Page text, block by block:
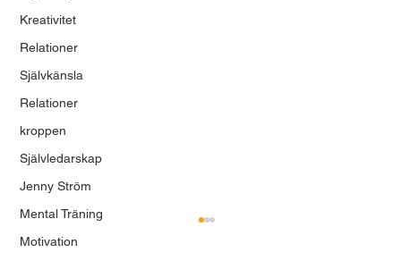
Kreativitet
Relationer
Självkänsla
Relationer
kroppen
Självledarskap
Jenny Ström
Mental Träning
Motivation